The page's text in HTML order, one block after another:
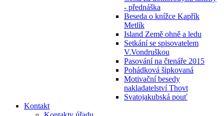
- přednáška
Beseda o knížce Kapřík
Metlík
Island Země ohně a ledu
Setkání se spisovatelem
V.Vondruškou
Pasování na čtenáře 2015
Pohádková šipkovaná
Motivační besedy
nakladatelství Thovt
Svatojakubská pouť
Kontakt